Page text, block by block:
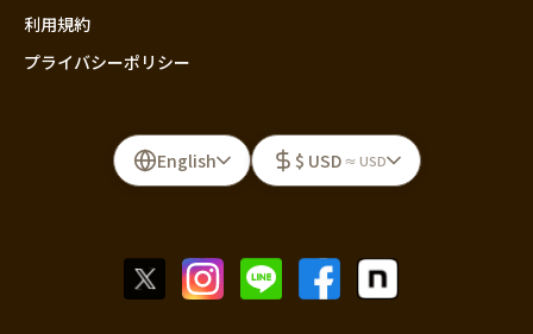
利用規約
プライバシーポリシー
English $ USD ≈ USD